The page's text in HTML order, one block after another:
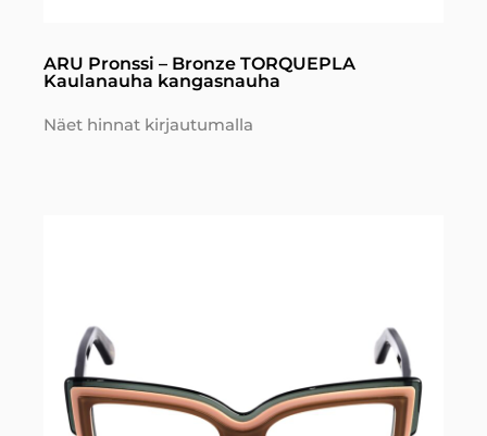
ARU Pronssi – Bronze TORQUEPLA
Kaulanauha kangasnauha
Näet hinnat kirjautumalla